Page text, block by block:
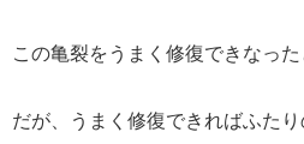
この亀裂をうまく修復できなった
だが、うまく修復できればふた